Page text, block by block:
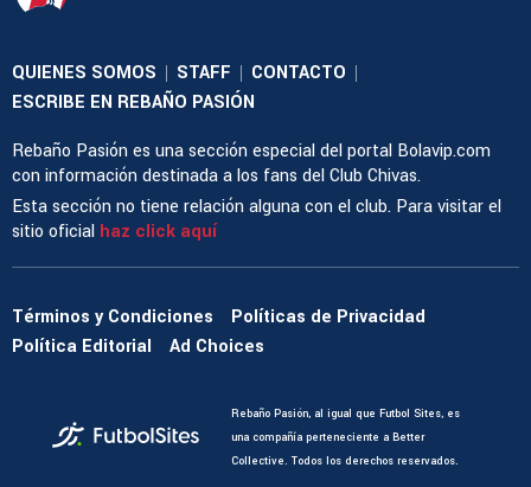
QUIENES SOMOS | STAFF | CONTACTO |
ESCRIBE EN REBAÑO PASIÓN
Rebaño Pasión es una sección especial del portal Bolavip.com
con información destinada a los fans del Club Chivas.
Esta sección no tiene relación alguna con el club. Para visitar el
sitio oficial haz click aquí
Términos y Condiciones
Políticas de Privacidad
Política Editorial
Ad Choices
Rebaño Pasión, al igual que Futbol Sites, es
una compañía perteneciente a Better
Collective. Todos los derechos reservados.